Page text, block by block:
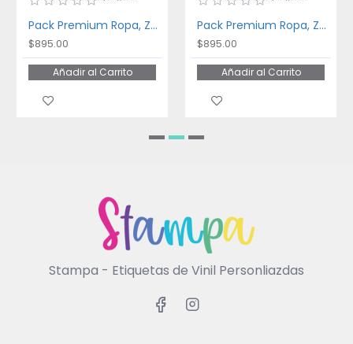
Pack Premium Ropa, Zapatos y Escuela Fancy Girl
$895.00
Añadir al Carrito
Pack Premium Ropa, Zapatos y Escuela Dinosaurios
$895.00
Añadir al Carrito
Stampa - Etiquetas de Vinil Personliazdas